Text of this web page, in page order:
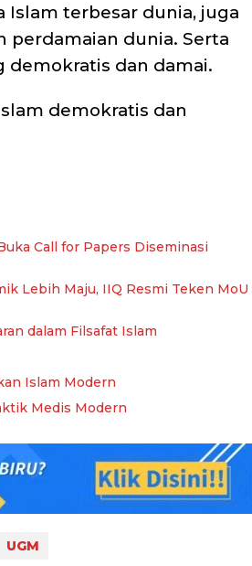
Islam terbesar dunia, juga
dunia. Serta
demokratis dan damai.
demokratis dan
Call for Papers Diseminasi
Lebih Maju, IIQ Resmi Teken MoU
dalam Filsafat Islam
Islam Modern
Medis Modern
UGM